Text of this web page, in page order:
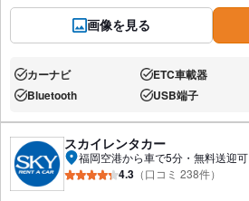
画像を見る
あり:カーナビ あり:ETC車載器
あり:Bluetooth あり:USB端子
スカイレンタカー
福岡空港から車で5分・無料送迎可
4.3 （口コミ 238件）